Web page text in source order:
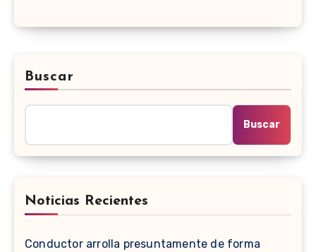
Buscar
Buscar
Noticias Recientes
Conductor arrolla presuntamente de forma